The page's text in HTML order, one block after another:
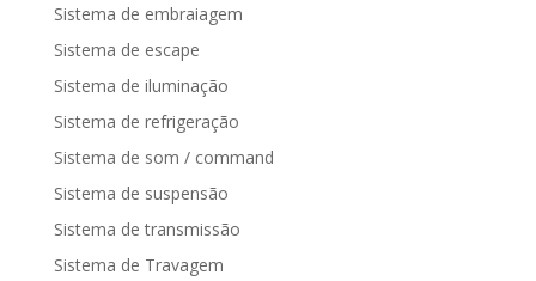
Sistema de embraiagem
Sistema de escape
Sistema de iluminação
Sistema de refrigeração
Sistema de som / command
Sistema de suspensão
Sistema de transmissão
Sistema de Travagem